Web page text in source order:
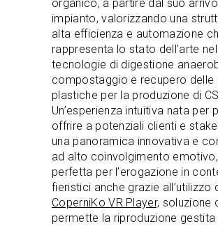
organico, a partire dal suo
impianto, valorizzando una
alta efficienza e automazione
rappresenta lo stato dell’arte
tecnologie di digestione
compostaggio e recupero delle
plastiche per la produzione di
Un’esperienza intuitiva nata per
offrire a potenziali clienti e
una panoramica innovativa e
ad alto coinvolgimento emotivo,
perfetta per l’erogazione in
fieristici anche grazie all’utilizzo
CoperniKo VR Player, soluzione
permette la riproduzione gestita